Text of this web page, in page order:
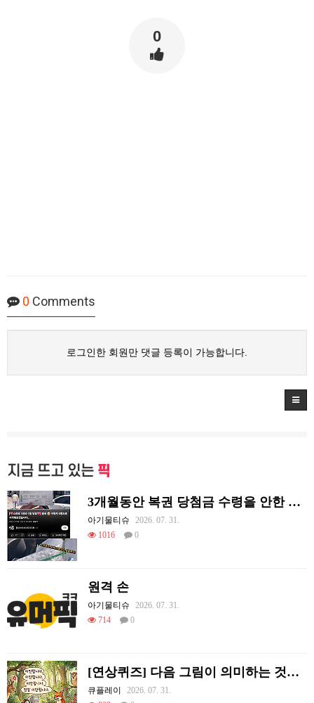
0
0 Comments
로그인한 회원만 댓글 등록이 가능합니다.
지금 뜨고 있는 픽
3개월동안 복권 당첨금 수령을 안한 이유
아기물티슈
2026. 07. 31.
1016
0
원격 손
아기물티슈
2026. 07. 31.
714
0
[연상퀴즈] 다음 그림이 의미하는 것을 적어주세요
큐플레이
2026. 07. 31.